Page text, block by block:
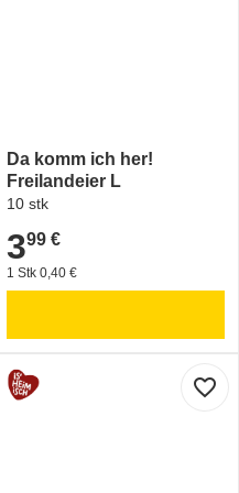
Da komm ich her!
Freilandeier L
10 stk
3,99 €
399 €
1 Stk 0,40 €
favorite_border